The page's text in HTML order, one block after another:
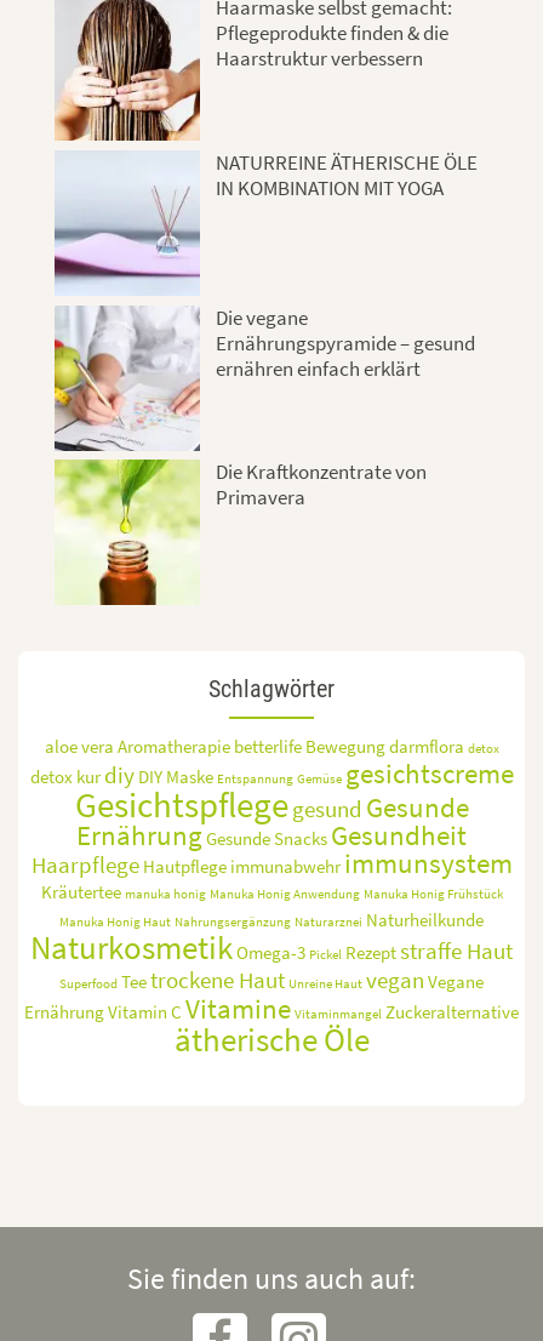
Haarmaske selbst gemacht:
Pflegeprodukte finden & die
Haarstruktur verbessern
NATURREINE ÄTHERISCHE ÖLE
IN KOMBINATION MIT YOGA
Die vegane
Ernährungspyramide – gesund
ernähren einfach erklärt
Die Kraftkonzentrate von
Primavera
Schlagwörter
aloe vera Aromatherapie betterlife Bewegungdarmflora detox
detox kur diy DIY Maske Entspannung Gemüse gesichtscreme
Gesichtspflegegesund Gesunde
ErnährungGesunde Snacks Gesundheit
Haarpflege Hautpflege immunabwehr immunsystem
Kräutertee manuka honig Manuka Honig Anwendung Manuka Honig Frühstück
Manuka Honig Haut Nahrungsergänzung Naturarznei Naturheilkunde
NaturkosmetikOmega-3 Pickel Rezeptstraffe Haut
Superfood Teetrockene Haut Unreine Haut vegan Vegane
ErnährungVitamin C Vitamine Vitaminmangel Zuckeralternative
ätherische Öle
Sie finden uns auch auf: